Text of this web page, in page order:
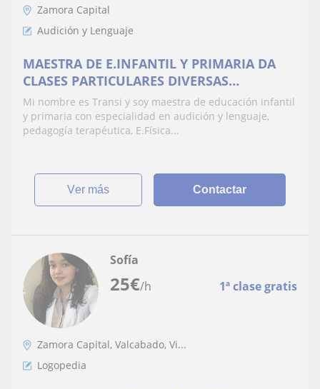
Zamora Capital
Audición y Lenguaje
MAESTRA DE E.INFANTIL Y PRIMARIA DA
CLASES PARTICULARES DIVERSAS
ASIGNATURAS. INFORMATE SIN
COMPROMISO
Mi nombre es Transi y soy maestra de educación infantil
y primaria con especialidad en audición y lenguaje,
pedagogía terapéutica, E.Física...
ver más Contactar
25€/h 1ª clase gratis
Sofía
Zamora Capital, Valcabado, Vi...
Logopedia